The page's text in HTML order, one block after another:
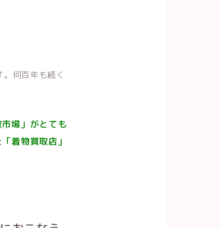
何百年も続く
場」がとても
着物買取店」